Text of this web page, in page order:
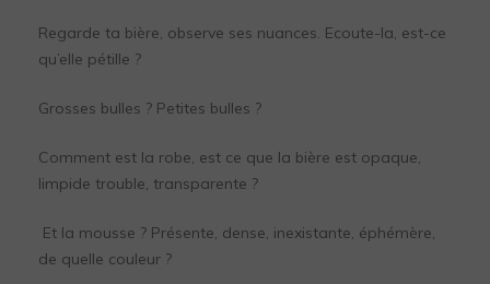
Regarde ta bière, observe ses nuances. Ecoute-la, est-ce
qu’elle pétille ?
Grosses bulles ? Petites bulles ?
Comment est la robe, est ce que la bière est opaque,
limpide trouble, transparente ?
Et la mousse ? Présente, dense, inexistante, éphémère,
de quelle couleur ?